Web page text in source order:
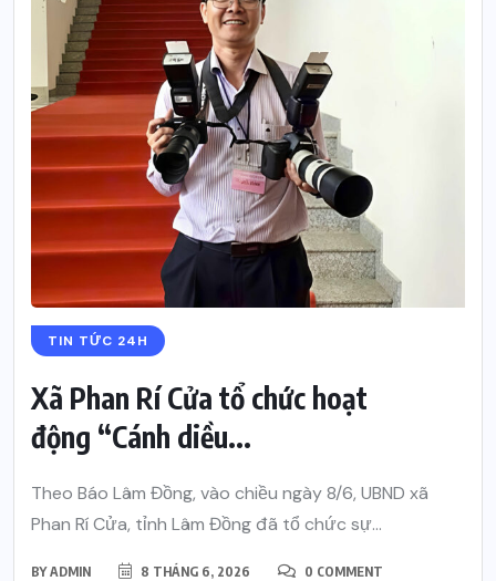
TIN TỨC 24H
Xã Phan Rí Cửa tổ chức hoạt
động “Cánh diều...
Theo Báo Lâm Đồng, vào chiều ngày 8/6, UBND xã
Phan Rí Cửa, tỉnh Lâm Đồng đã tổ chức sự...
BYADMIN 8 THÁNG 6, 2026 0 COMMENT